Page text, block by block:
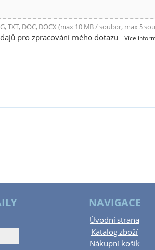
TXT, DOC, DOCX (max 10 MB / soubor, max 5
pro zpracování mého dotazu Více
NAVIGACE
Úvodní strana
Katalog zboží
Nákupní košík